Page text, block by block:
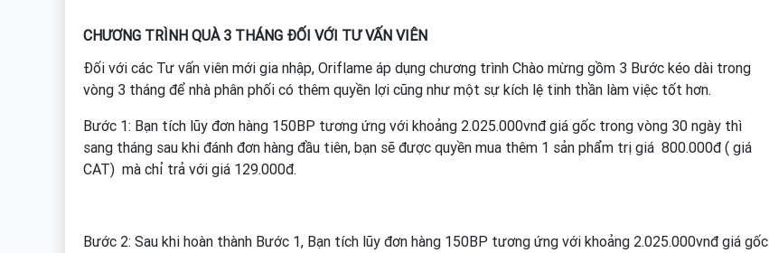
CHƯƠNG TRÌNH QUÀ 3 THÁNG ĐỐI VỚI TƯ VẤN VIÊN
Đối với các Tư vấn viên mới gia nhập, Oriflame áp dụng chương trình Chào mừng gồm 3 Bước kéo dài trong
vòng 3 tháng để nhà phân phối có thêm quyền lợi cũng như một sự kích lệ tinh thần làm việc tốt hơn.
Bước 1: Bạn tích lũy đơn hàng 150BP tương ứng với khoảng 2.025.000vnđ giá gốc trong vòng 30 ngày thì
sang tháng sau khi đánh đơn hàng đầu tiên, bạn sẽ được quyền mua thêm 1 sản phẩm trị giá 800.000đ ( giá
CAT) mà chỉ trả với giá 129.000đ.
Bước 2: Sau khi hoàn thành Bước 1, Bạn tích lũy đơn hàng 150BP tương ứng với khoảng 2.025.000vnđ giá gốc